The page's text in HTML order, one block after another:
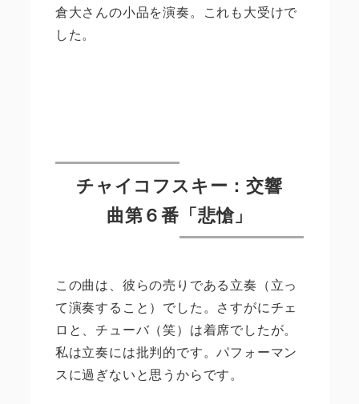
倉大さんの小品を演奏。これも大受けで
した。
チャイコフスキー：交響
曲第６番「悲愴」
この曲は、彼らの売りである立奏（立っ
て演奏すること）でした。さすがにチェ
ロと、チューバ（笑）は着席でしたが。
私は立奏には批判的です。パフォーマン
スに過ぎないと思うからです。